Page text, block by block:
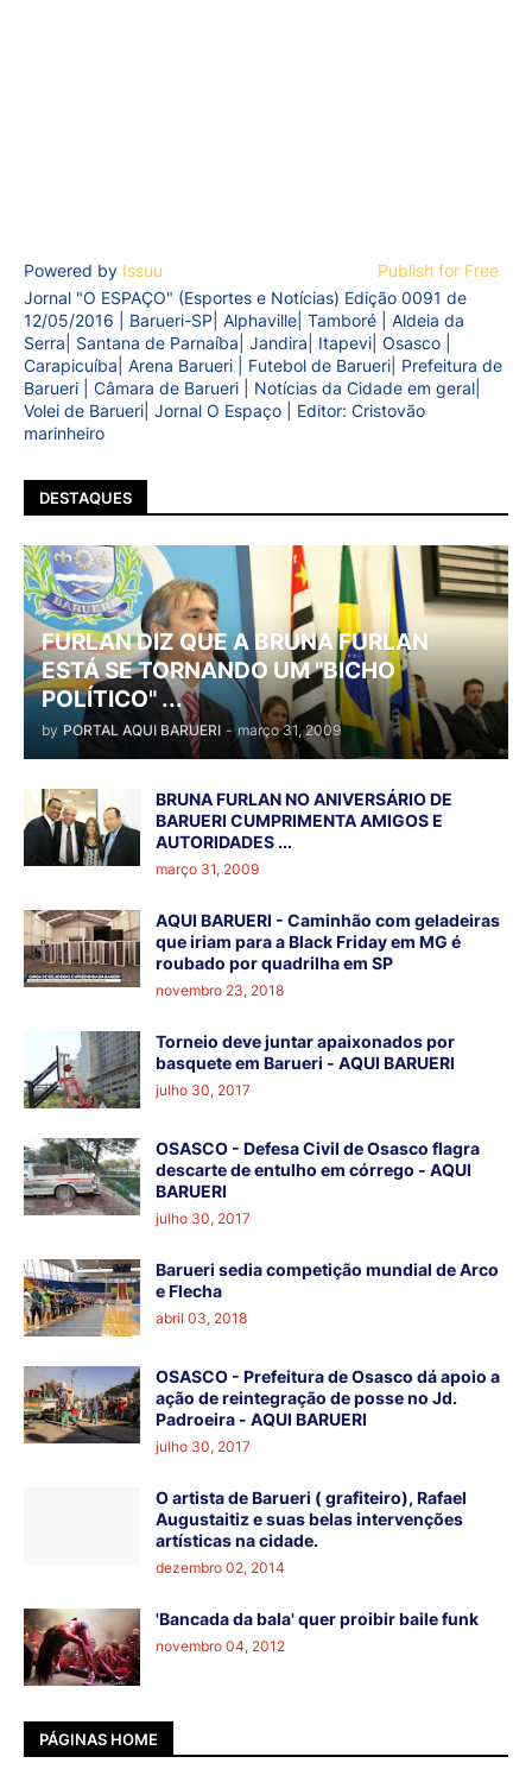
Powered by Issuu
Publish for Free
Jornal "O ESPAÇO" (Esportes e Notícias) Edição 0091 de
12/05/2016 | Barueri-SP| Alphaville| Tamboré | Aldeia da
Serra| Santana de Parnaíba| Jandira| Itapevi| Osasco |
Carapicuíba| Arena Barueri | Futebol de Barueri| Prefeitura de
Barueri | Câmara de Barueri | Notícias da Cidade em geral|
Volei de Barueri| Jornal O Espaço | Editor: Cristovão
marinheiro
DESTAQUES
FURLAN DIZ QUE A BRUNA FURLAN
ESTÁ SE TORNANDO UM "BICHO
POLÍTICO" ...
by PORTAL AQUI BARUERI - março 31, 2009
BRUNA FURLAN NO ANIVERSÁRIO DE
BARUERI CUMPRIMENTA AMIGOS E
AUTORIDADES ...
março 31, 2009
AQUI BARUERI - Caminhão com geladeiras
que iriam para a Black Friday em MG é
roubado por quadrilha em SP
novembro 23, 2018
Torneio deve juntar apaixonados por
basquete em Barueri - AQUI BARUERI
julho 30, 2017
OSASCO - Defesa Civil de Osasco flagra
descarte de entulho em córrego - AQUI
BARUERI
julho 30, 2017
Barueri sedia competição mundial de Arco
e Flecha
abril 03, 2018
OSASCO - Prefeitura de Osasco dá apoio a
ação de reintegração de posse no Jd.
Padroeira - AQUI BARUERI
julho 30, 2017
O artista de Barueri ( grafiteiro), Rafael
Augustaitiz e suas belas intervenções
artísticas na cidade.
dezembro 02, 2014
'Bancada da bala' quer proibir baile funk
novembro 04, 2012
PÁGINAS HOME